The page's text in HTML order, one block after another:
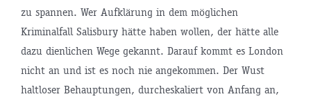
zu spannen. Wer Aufklärung in dem möglichen
Kriminalfall Salisbury hätte haben wollen, der hätte alle
dazu dienlichen Wege gekannt. Darauf kommt es London
nicht an und ist es noch nie angekommen. Der Wust
haltloser Behauptungen, durcheskaliert von Anfang an,